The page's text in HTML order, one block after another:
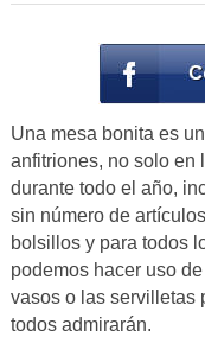
Una mesa bonita es
anfitriones, no solo en
durante todo el año,
sin número de
bolsillos y para todos
podemos hacer uso
vasos o las servilletas
todos admirarán.